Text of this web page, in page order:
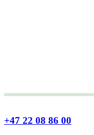
+47 22 08 86 00